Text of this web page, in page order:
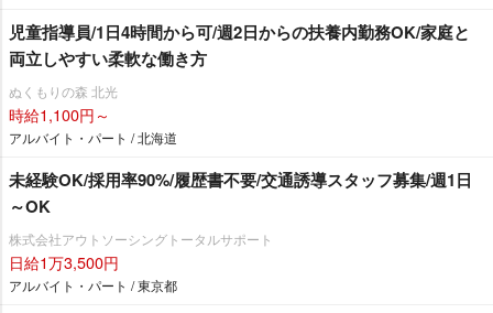
児童指導員/1日4時間から可/週2日からの扶養内勤務OK/家庭と
両立しやすい柔軟な働き方
ぬくもりの森 北光
時給1,100円～
アルバイト・パート / 北海道
未経験OK/採用率90%/履歴書不要/交通誘導スタッフ募集/週1日
～OK
株式会社アウトソーシングトータルサポート
日給1万3,500円
アルバイト・パート / 東京都